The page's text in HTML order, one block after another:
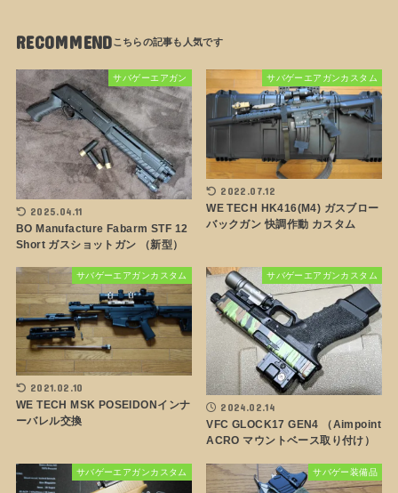
RECOMMEND
サバゲーエアガン
2025.04.11
BO Manufacture Fabarm STF 12
Short ガスショットガン （新型）
サバゲーエアガンカスタム
2022.07.12
WE TECH HK416(M4) ガスブロー
バックガン 快調作動 カスタム
サバゲーエアガンカスタム
2021.02.10
WE TECH MSK POSEIDONインナ
ーバレル交換
サバゲーエアガンカスタム
2024.02.14
VFC GLOCK17 GEN4 （Aimpoint
ACRO マウントベース取り付け）
サバゲーエアガンカスタム サバゲー装備品